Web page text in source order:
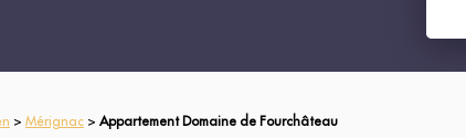
> Mérignac > Appartement Domaine de Fourchâteau